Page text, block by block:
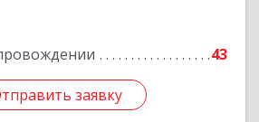
43
заявку
заявку